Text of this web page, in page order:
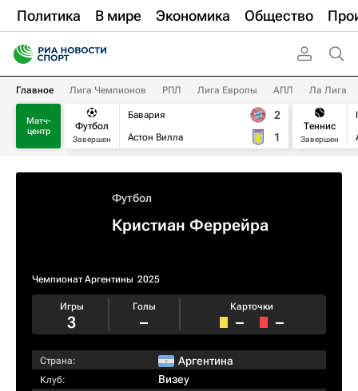
Политика В мире Экономика Общество
Главное Лига Чемпионов РПЛ Лига Европы АПЛ Ла Лига
Матч-
центр
Футбол
Завершен
Бавария
Астон Вилла
2
1
Теннис
Завершен
Футбол
Кристиан Феррейра
Чемпионат Аргентины 2025
Игры
3
Голы
–
Карточки
– –
Страна: Аргентина
Клуб: Визеу